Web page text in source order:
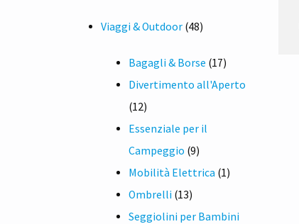
Viaggi & Outdoor 4848
Bagagli & Borse 1717
prodotti
Divertimento all'Aperto
1212
prodotti
Essenziale per il
Campeggio 99
prodotti
Mobilità Elettrica 11
Ombrelli 1313
prodotti
Seggiolini per Bambini